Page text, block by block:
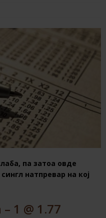
па затоа овде
натпревар на кој
1 @ 1.77